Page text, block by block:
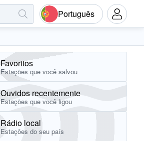
Português
Favoritos
Estações que você salvou
Ouvidos recentemente
Estações que você ligou
Rádio local
Estações do seu país